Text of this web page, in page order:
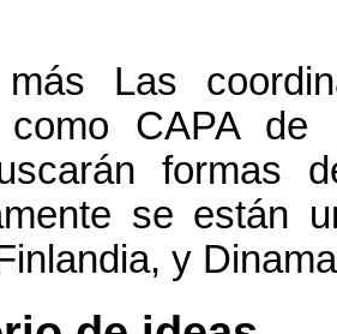
Las
como CAPA
formas
se están
y